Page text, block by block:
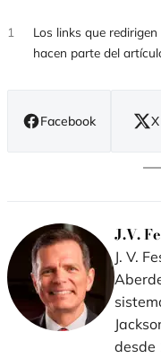
1
Los links que
hacen parte del
Facebook
(se
X
(se
en
J.V.
J. V.
desde